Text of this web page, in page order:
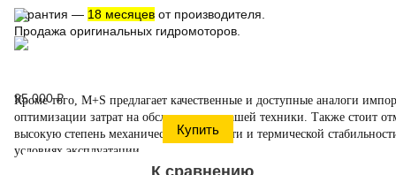
Гарантия — 18 месяцев от производителя.
Продажа оригинальных гидромоторов.
95 000₽
К сравнению
Кроме того, M+S предлагает качественные и доступные аналоги
оптимизации затрат на обслуживание вашей техники. Также стоит
высокую степень механической прочности и термической
условиях эксплуатации.